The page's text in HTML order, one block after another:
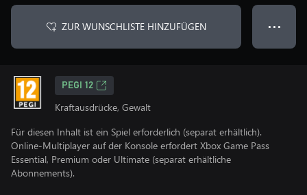
ZUR WUNSCHLISTE HINZUFÜGEN ● ● ●
PEGI 12
Kraftausdrücke, Gewalt
Für diesen Inhalt ist ein Spiel erforderlich (separat erhältlich).
Online-Multiplayer auf der Konsole erfordert Xbox Game Pass
Essential, Premium oder Ultimate (separat erhältliche
Abonnements).